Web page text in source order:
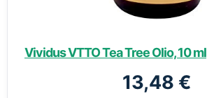
Vividus VTTO Tea Tree Olio, 10 ml
13,48 €